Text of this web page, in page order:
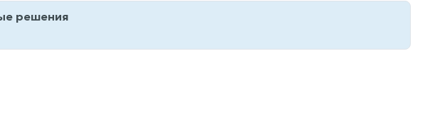
решения